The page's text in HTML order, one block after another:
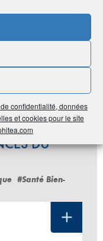
confidentialité, données
et cookies pour le site
/5 0votes
DU
#Santé Bien-